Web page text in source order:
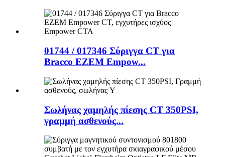
01744 / 017346 Σύριγγα CT για
Bracco EZEM Empow...
Σωλήνας χαμηλής πίεσης CT 350PSI,
γραμμή ασθενούς...